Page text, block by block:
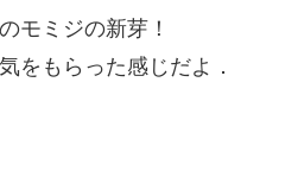
モミジの新芽！
をもらった感じだよ．